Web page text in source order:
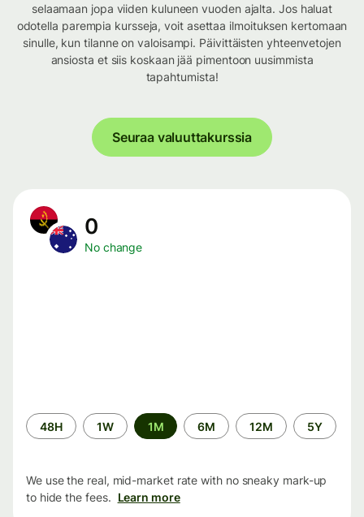
selaamaan jopa viiden kuluneen vuoden ajalta. Jos haluat
odotella parempia kursseja, voit asettaa ilmoituksen kertomaan
sinulle, kun tilanne on valoisampi. Päivittäisten yhteenvetojen
ansiosta et siis koskaan jää pimentoon uusimmista
tapahtumista!
Seuraa valuuttakurssia
0
No change
Time
period
48H 1W 1M 6M 12M 5Y
We use the real, mid-market rate with no sneaky mark-up
to hide the fees. Learn more